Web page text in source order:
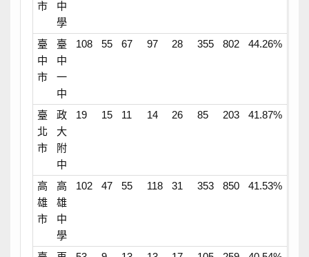
市
中
學
臺
中
市
臺
中
一
中
108 55 67 97 28 355 802 44.26%
臺
北
市
政
大
附
中
19 15 11 14 26 85 203 41.87%
高
雄
市
高
雄
中
學
102 47 55 118 31 353 850 41.53%